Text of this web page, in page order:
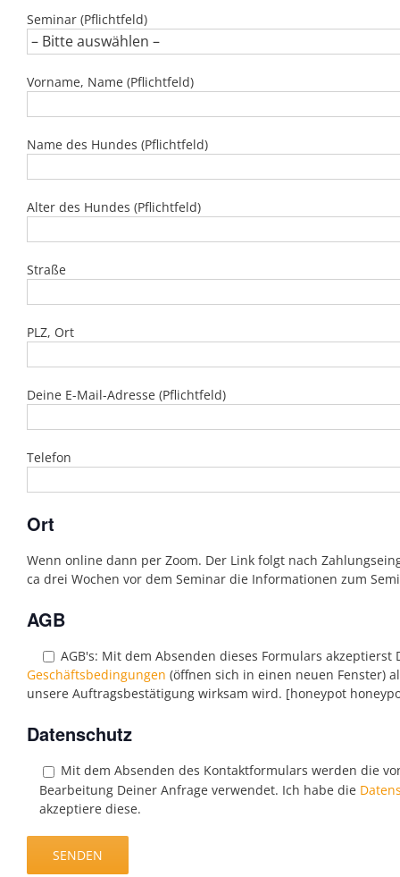
Seminar (Pflichtfeld)
Vorname, Name (Pflichtfeld)
Name des Hundes (Pflichtfeld)
Alter des Hundes (Pflichtfeld)
Straße
PLZ, Ort
Deine E-Mail-Adresse (Pflichtfeld)
Telefon
Ort
Wenn online dann per Zoom. Der Link folgt nach
ca drei Wochen vor dem Seminar die Informationen zum
AGB
AGB's: Mit dem Absenden dieses Formulars akzeptierst
Geschäftsbedingungen (öffnen sich in einen neuen Fenster)
unsere Auftragsbestätigung wirksam wird. [honeypot
Datenschutz
Mit dem Absenden des Kontaktformulars werden die
Bearbeitung Deiner Anfrage verwendet. Ich habe die
akzeptiere diese.